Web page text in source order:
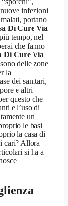
infezioni
portano
Di Cure Via
tempo, nel
che fanno
Di Cure Via
delle zone
la
dei sanitari,
e altri
questo che
e l’uso di
un
le basi
la casa di
cari? Allora
si ha a